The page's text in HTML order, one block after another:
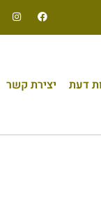
דעת יצירת קשר